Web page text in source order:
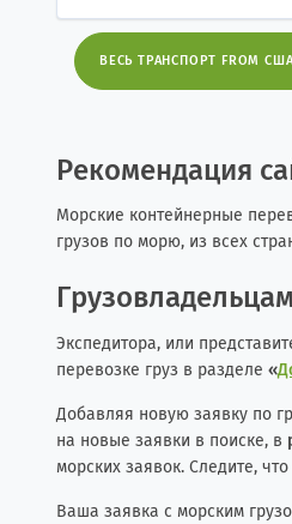
ВЕСЬ ТРАНСПОРТ FROM
Рекомендация
Морские контейнерные
грузов по морю, из всех
Экспедитора, или
перевозке груз в разделе «
Добавляя новую заявку по
на новые заявки в поиске, в
морских заявок. Следите,
Ваша заявка с морским